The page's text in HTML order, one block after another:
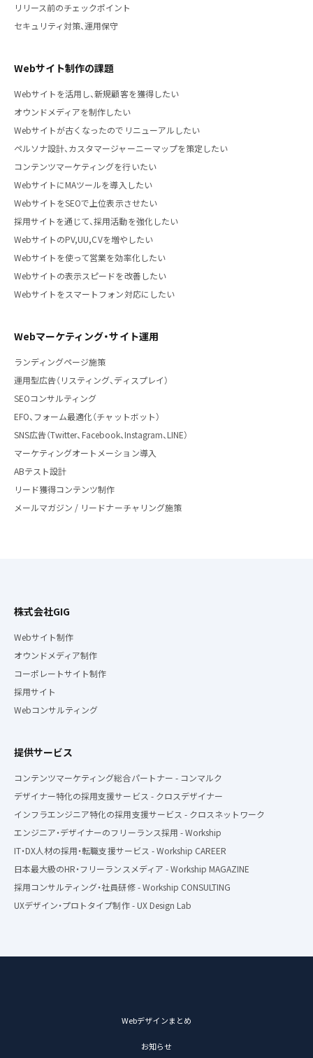
リリース前のチェックポイント
セキュリティ対策、運用保守
Webサイト制作の課題
Webサイトを活用し、新規顧客を獲得したい
オウンドメディアを制作したい
Webサイトが古くなったのでリニューアルしたい
ペルソナ設計、カスタマージャーニーマップを策定したい
コンテンツマーケティングを行いたい
WebサイトにMAツールを導入したい
WebサイトをSEOで上位表示させたい
採用サイトを通じて、採用活動を強化したい
WebサイトのPV,UU,CVを増やしたい
Webサイトを使って営業を効率化したい
Webサイトの表示スピードを改善したい
Webサイトをスマートフォン対応にしたい
Webマーケティング・サイト運用
ランディングページ施策
運用型広告（リスティング、ディスプレイ）
SEOコンサルティング
EFO、フォーム最適化（チャットボット）
SNS広告（Twitter、Facebook、Instagram、LINE）
マーケティングオートメーション導入
ABテスト設計
リード獲得コンテンツ制作
メールマガジン / リードナーチャリング施策
株式会社GIG
Webサイト制作
オウンドメディア制作
コーポレートサイト制作
採用サイト
Webコンサルティング
提供サービス
コンテンツマーケティング総合パートナー - コンマルク
デザイナー特化の採用支援サービス - クロスデザイナー
インフラエンジニア特化の採用支援サービス - クロスネットワーク
エンジニア・デザイナーのフリーランス採用 - Workship
IT・DX人材の採用・転職支援サービス - Workship CAREER
日本最大級のHR・フリーランスメディア - Workship MAGAZINE
採用コンサルティング・社員研修 - Workship CONSULTING
UXデザイン・プロトタイプ制作 - UX Design Lab
Webデザインまとめ
お知らせ